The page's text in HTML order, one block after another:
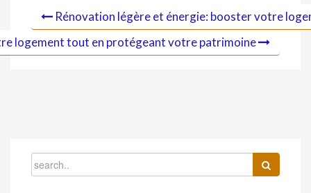
Rénovation légère et énergie: booster votre
logement tout en protégeant votre patrimoine